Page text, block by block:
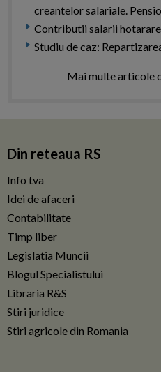
creantelor salariale.
Contributii salarii
Studiu de caz:
Mai multe articole
Din reteaua RS
Info tva
Idei de afaceri
Contabilitate
Timp liber
Legislatia Muncii
Blogul Specialistului
Libraria R&S
Stiri juridice
Stiri agricole din Romania